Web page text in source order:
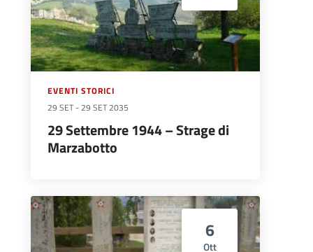
EVENTI STORICI
29 SET -29 SET 2035
29 Settembre 1944 – Strage di
Marzabotto
6
Ott